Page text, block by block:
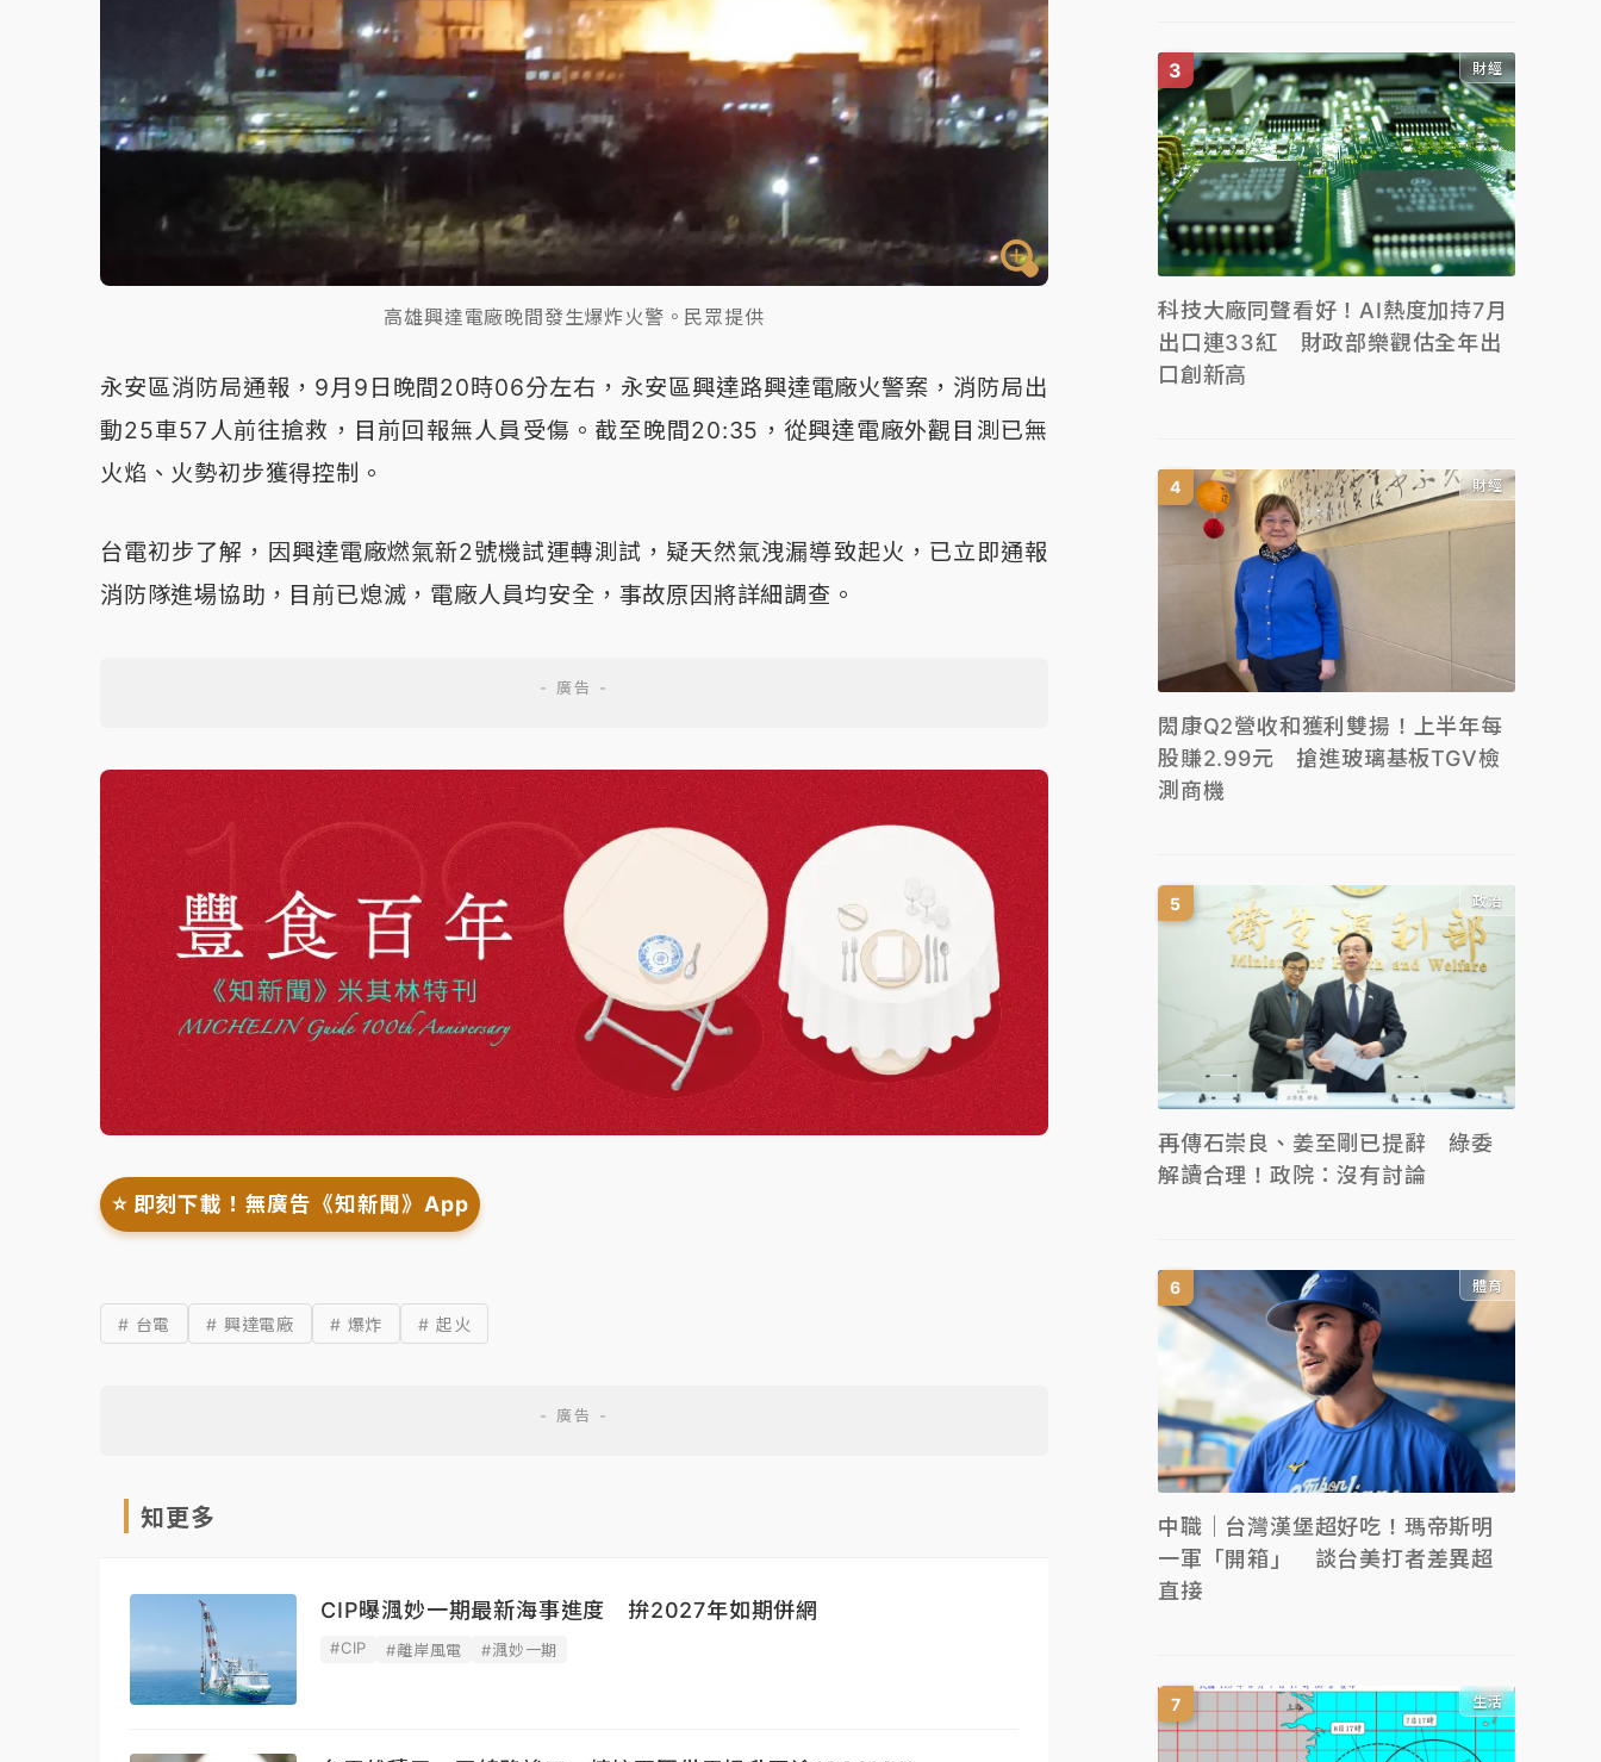
高雄興達電廠晚間發生爆炸火警。民眾提供
永安區消防局通報，9月9日晚間20時06分左右，永安區興達路興達電廠火警案，消防局出
動25車57人前往搶救，目前回報無人員受傷。截至晚間20:35，從興達電廠外觀目測已無
火焰、火勢初步獲得控制。
台電初步了解，因興達電廠燃氣新2號機試運轉測試，疑天然氣洩漏導致起火，已立即通報
消防隊進場協助，目前已熄滅，電廠人員均安全，事故原因將詳細調查。
⭐️ 即刻下載！無廣告《知新聞》App
# 台電 # 興達電廠 # 爆炸 # 起火
知更多
CIP曝渢妙一期最新海事進度 拚2027年如期併網
#CIP #離岸風電 #渢妙一期
財經
科技大廠同聲看好！AI熱度加持7月
出口連33紅 財政部樂觀估全年出
口創新高
財經
閎康Q2營收和獲利雙揚！上半年每
股賺2.99元 搶進玻璃基板TGV檢
測商機
政治
再傳石崇良、姜至剛已提辭 綠委
解讀合理！政院：沒有討論
體育
中職｜台灣漢堡超好吃！瑪帝斯明
一軍「開箱」 談台美打者差異超
直接
生活